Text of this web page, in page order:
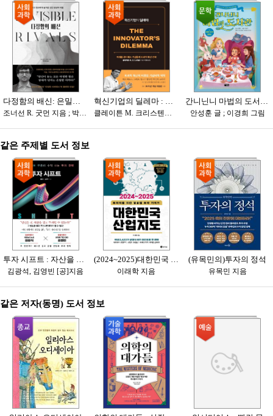
다정함의 배신: 은밀하고 정교하게 숨겨온 인간 본성의 비밀
조너선 R. 굿먼 지음 ; 박지혜 옮김
혁신기업의 딜레마 : 미래를 준비하는 기업들의 파괴적 혁신 전략
클레이튼 M. 크리스텐슨 지음 ; 이진원 옮김
간니닌니 마법의 도서관. 2, 이상한 나라의 앨리스 : 명작 속으로 떠나는 판타지 동화 여행
안성훈 글 ; 이경희 그림
같은 주제별 도서 정보
투자 시프트 : 자산을 지키며 꾸준히 수익 내는 투자 전략
김광석, 김영빈 [공]지음
(2024~2025)대한민국 산업지도 : 투자자를 위한 업종별 투자 가이드
이래학 지음
(유목민의)투자의 정석
유목민 지음
같은 저자(동명) 도서 정보